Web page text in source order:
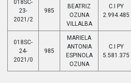
018SC-
23-
2021/2
985
BEATRIZ
OZUNA
VILLALBA
C.I PY
2.994.485
018SC-
24-
2021/0
985
MARIELA
ANTONIA
ESPINOLA
OZUNA
C.I PY
5.581.375